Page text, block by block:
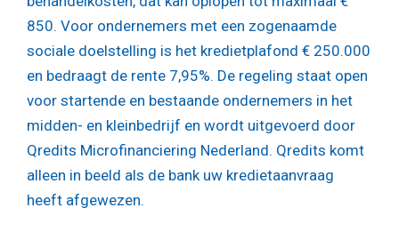
850. Voor ondernemers met een zogenaamde
sociale doelstelling is het kredietplafond € 250.000
en bedraagt de rente 7,95%. De regeling staat open
voor startende en bestaande ondernemers in het
midden- en kleinbedrijf en wordt uitgevoerd door
Qredits Microfinanciering Nederland. Qredits komt
alleen in beeld als de bank uw kredietaanvraag
heeft afgewezen.